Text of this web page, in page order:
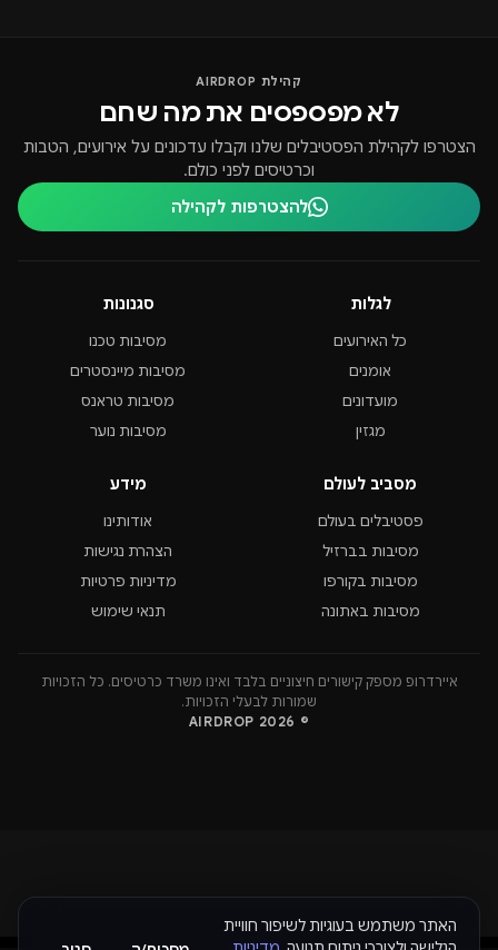
קהילת AIRDROP
לא מפספסים את מה שחם
הצטרפו לקהילת הפסטיבלים שלנו וקבלו עדכונים על אירועים, הטבות
וכרטיסים לפני כולם.
להצטרפות לקהילה
לגלות
כל האירועים
אומנים
מועדונים
מגזין
סגנונות
מסיבות טכנו
מסיבות מיינסטרים
מסיבות טראנס
מסיבות נוער
מסביב לעולם
פסטיבלים בעולם
מסיבות בברזיל
מסיבות בקורפו
מסיבות באתונה
מידע
אודותינו
הצהרת נגישות
מדיניות פרטיות
תנאי שימוש
איירדרופ מספק קישורים חיצוניים בלבד ואינו משרד כרטיסים. כל הזכויות
שמורות לבעלי הזכויות.
© 2026 AIRDROP
האתר משתמש בעוגיות לשיפור חוויית